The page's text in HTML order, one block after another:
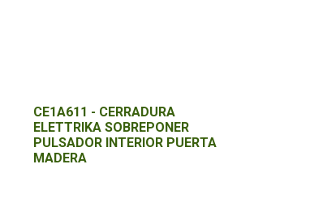
CE1A611 - CERRADURA
ELETTRIKA SOBREPONER
PULSADOR INTERIOR PUERTA
MADERA